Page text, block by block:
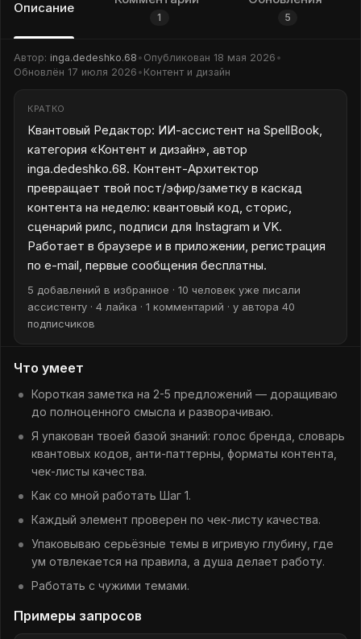
Описание
1 5
Автор: inga.dedeshko.68 • Опубликован 18 мая 2026 •
Обновлён 17 июля 2026 • Контент и дизайн
КРАТКО
Квантовый Редактор: ИИ-ассистент на SpellBook,
категория «Контент и дизайн», автор
inga.dedeshko.68. Контент-Архитектор
превращает твой пост/эфир/заметку в каскад
контента на неделю: квантовый код, сторис,
сценарий рилс, подписи для Instagram и VK.
Работает в браузере и в приложении, регистрация
по e-mail, первые сообщения бесплатны.
5 добавлений в избранное · 10 человек уже писали
ассистенту · 4 лайка · 1 комментарий · у автора 40
подписчиков
Что умеет
Короткая заметка на 2-5 предложений — доращиваю
до полноценного смысла и разворачиваю.
Я упакован твоей базой знаний: голос бренда, словарь
квантовых кодов, анти-паттерны, форматы контента,
чек-листы качества.
Как со мной работать Шаг 1.
Каждый элемент проверен по чек-листу качества.
Упаковываю серьёзные темы в игривую глубину, где
ум отвлекается на правила, а душа делает работу.
Работать с чужими темами.
Примеры запросов